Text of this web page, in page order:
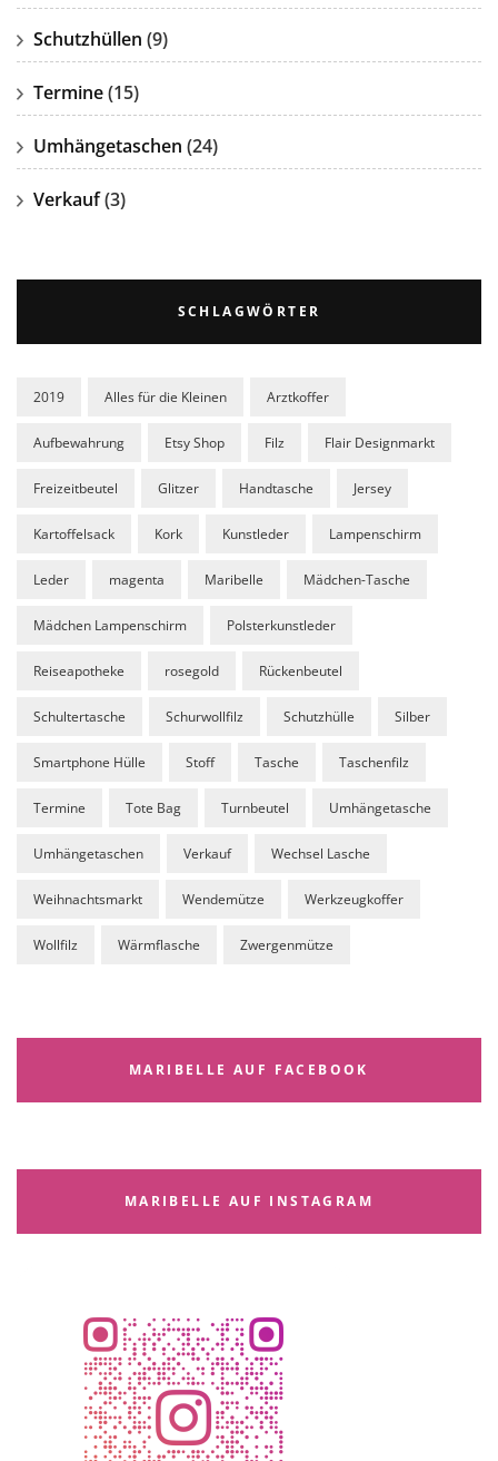
Schutzhüllen (9)
Termine(15)
Umhängetaschen (24)
Verkauf(3)
SCHLAGWÖRTER
2019 Alles für die Kleinen Arztkoffer
Aufbewahrung Etsy Shop Filz Flair Designmarkt
Freizeitbeutel Glitzer Handtasche Jersey
Kartoffelsack Kork Kunstleder Lampenschirm
Leder magenta Maribelle Mädchen-Tasche
Mädchen Lampenschirm Polsterkunstleder
Reiseapotheke rosegold Rückenbeutel
Schultertasche Schurwollfilz Schutzhülle Silber
Smartphone Hülle Stoff Tasche Taschenfilz
Termine Tote Bag Turnbeutel Umhängetasche
Umhängetaschen Verkauf Wechsel Lasche
Weihnachtsmarkt Wendemütze Werkzeugkoffer
Wollfilz Wärmflasche Zwergenmütze
MARIBELLE AUF FACEBOOK
MARIBELLE AUF INSTAGRAM